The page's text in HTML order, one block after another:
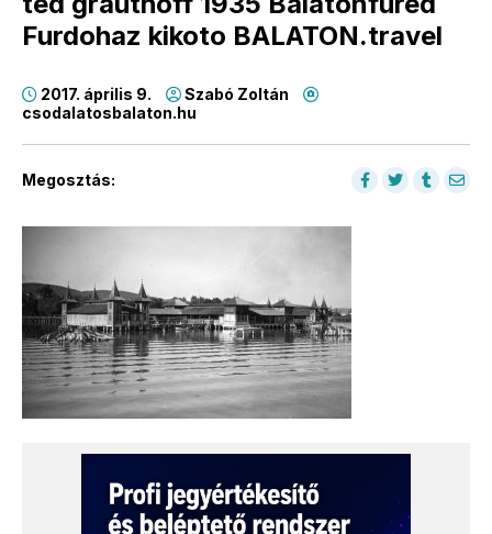
Furdohaz kikoto BALATON.travel
2017. április 9.
Szabó Zoltán
csodalatosbalaton.hu
Megosztás: